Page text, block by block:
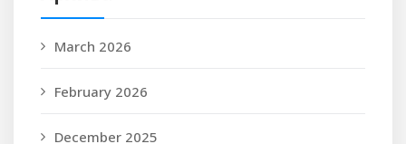
March 2026
February 2026
December 2025